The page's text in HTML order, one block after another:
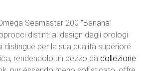
Seamaster 200 “Banana”
distinti al design degli orologi
distingue per la sua qualità superiore
rendendolo un pezzo da collezione